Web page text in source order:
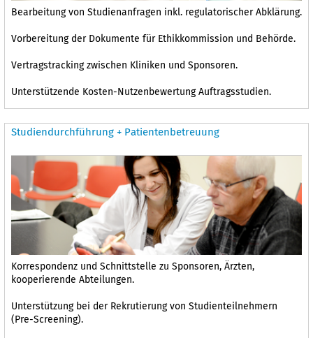
Bearbeitung von Studienanfragen inkl. regulatorischer Abklärung.
Vorbereitung der Dokumente für Ethikkommission und Behörde.
Vertragstracking zwischen Kliniken und Sponsoren.
Unterstützende Kosten-Nutzenbewertung Auftragsstudien.
Studiendurchführung + Patientenbetreuung
Korrespondenz und Schnittstelle zu Sponsoren, Ärzten,
kooperierende Abteilungen.
Unterstützung bei der Rekrutierung von Studienteilnehmern
(Pre-Screening).